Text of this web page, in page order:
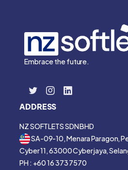
Embrace the future.
ADDRESS
NZ SOFTLETS SDN BHD
SA-09-10, Menara Paragon,
Cyber 11, 63000 Cyberjaya,
PH : +60 16 373 7570